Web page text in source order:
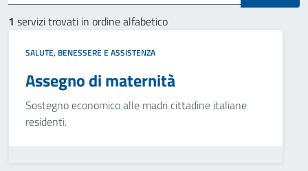
1 servizi trovati in ordine alfabetico
SALUTE, BENESSERE E ASSISTENZA
Assegno di maternità
Sostegno economico alle madri cittadine italiane
residenti.